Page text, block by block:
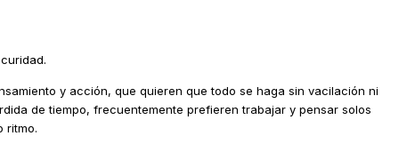
y acción, que quieren que todo se haga sin vacilación ni
de tiempo, frecuentemente prefieren trabajar y pensar solos
ritmo.